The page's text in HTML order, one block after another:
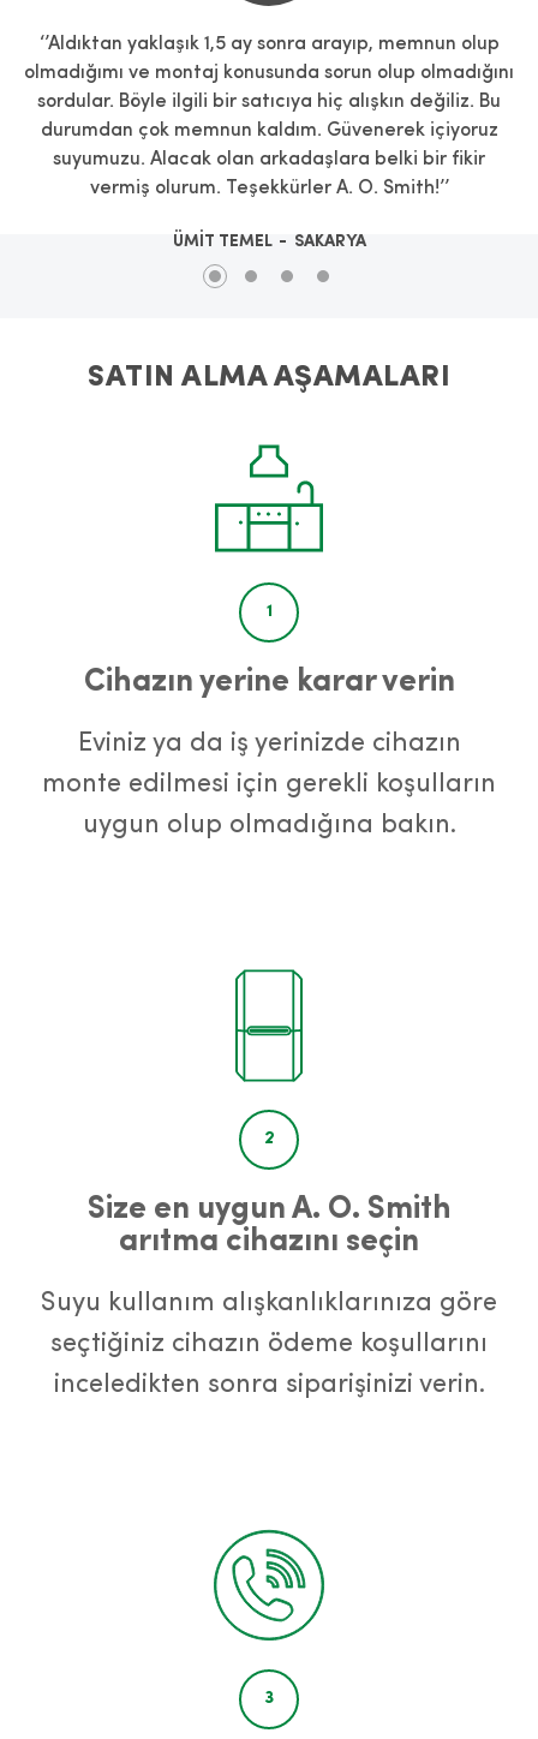
‘’Aldıktan yaklaşık 1,5 ay sonra arayıp, memnun olup
olmadığımı ve montaj konusunda sorun olup olmadığını
sordular. Böyle ilgili bir satıcıya hiç alışkın değiliz. Bu
durumdan çok memnun kaldım. Güvenerek içiyoruz
suyumuzu. Alacak olan arkadaşlara belki bir fikir
vermiş olurum. Teşekkürler A. O. Smith!’’
ÜMİT TEMEL SAKARYA
SATIN ALMA AŞAMALARI
1
Cihazın yerine karar verin
Eviniz ya da iş yerinizde cihazın
monte edilmesi için gerekli koşulların
uygun olup olmadığına bakın.
2
Size en uygun A. O. Smith
arıtma cihazını seçin
Suyu kullanım alışkanlıklarınıza göre
seçtiğiniz cihazın ödeme koşullarını
inceledikten sonra siparişinizi verin.
3